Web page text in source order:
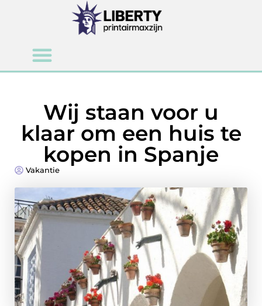
Wij staan voor u
klaar om een huis te
kopen in Spanje
Vakantie